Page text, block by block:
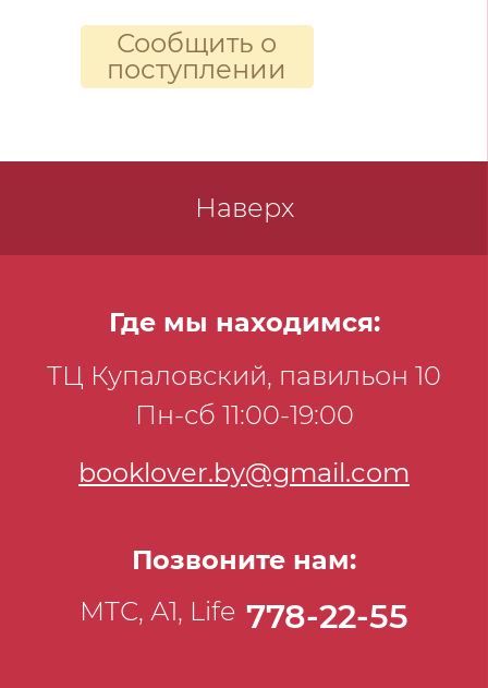
Сообщить о
поступлении
Наверх
Где мы находимся:
ТЦ Купаловский, павильон 10
Пн-сб 11:00-19:00
booklover.by@gmail.com
Позвоните нам:
МТС, А1, Life 778-22-55